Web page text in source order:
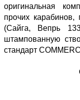
оригинальная
прочих карабинов,
(Сайга, Вепрь
штампованную
стандарт